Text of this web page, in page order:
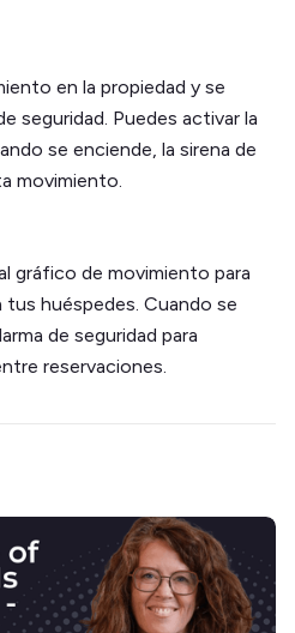
en la propiedad y se
seguridad. Puedes activar la
se enciende, la sirena de
movimiento.
gráfico de movimiento para
huéspedes. Cuando se
de seguridad para
reservaciones.